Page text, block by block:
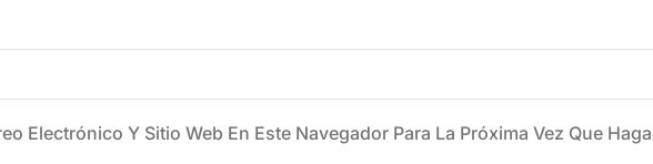
Electrónico Y Sitio Web En Este Navegador Para La Próxima Vez Que